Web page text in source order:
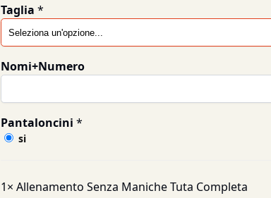
Taglia *
Nomi+Numero
Pantaloncini *
si
1× Allenamento Senza Maniche Tuta Completa